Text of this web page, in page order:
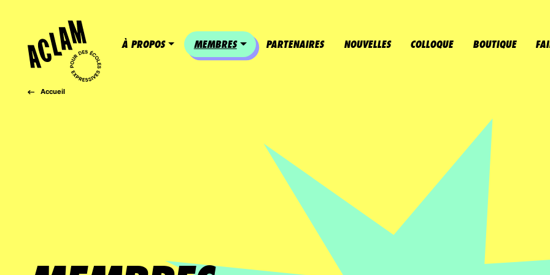
À PROPOS MEMBRES PARTENAIRES NOUVELLES COLLOQUE BOUTIQUE
Nous créons des occasions de partage et des espaces créatifs propices à nourrir les
passions. En appuyant le déploiement d’activités parascolaires culturelles et en outillant
les intervenants socioculturels en milieu scolaire, nous contribuons au développement
global et au plein potentiel des élèves du secondaire.
Mélomanes
Accueil